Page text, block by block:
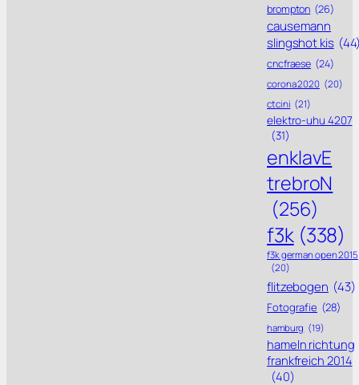
brompton (26)
causemann
slingshot kis
cncfraese (24)
corona 2020 (20)
ctcini (21)
elektro-uhu 4207
(31)
enklavE
trebroN
(256)
f3k (338)
f3k german open 2015
(20)
flitzebogen (43)
Fotografie (28)
hamburg (19)
hameln richtung
frankfreich 2014
(40)